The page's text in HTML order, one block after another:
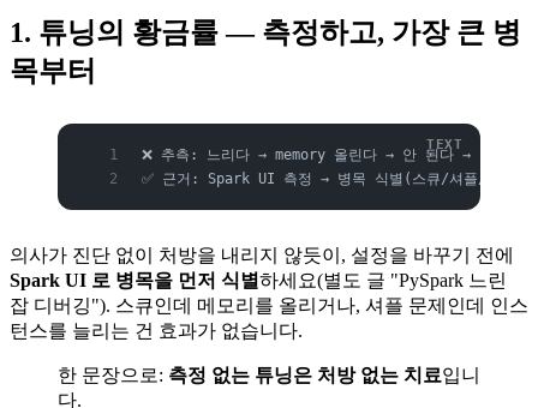
1. 튜닝의 황금률 — 측정하고, 가장 큰 병
목부터
❌ 추측: 느리다 → memory 올린다 → 안 된다 → 인스턴
✅ 근거: Spark UI 측정 → 병목 식별(스큐/셔플/OOM)
의사가 진단 없이 처방을 내리지 않듯이, 설정을 바꾸기 전에
Spark UI 로 병목을 먼저 식별하세요(별도 글 "PySpark 느린
잡 디버깅"). 스큐인데 메모리를 올리거나, 셔플 문제인데 인스
턴스를 늘리는 건 효과가 없습니다.
한 문장으로: 측정 없는 튜닝은 처방 없는 치료입니
다.